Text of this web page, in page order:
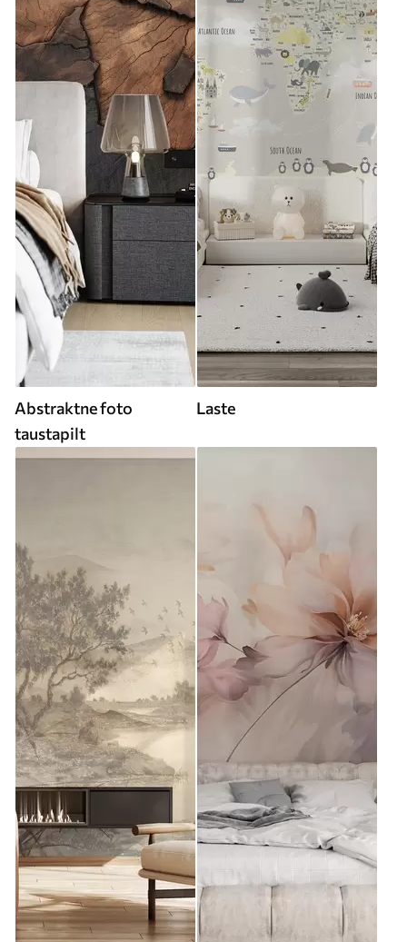
Abstraktne foto
taustapilt
Laste